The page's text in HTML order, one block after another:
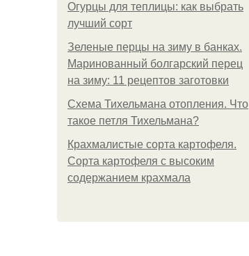
Огурцы для теплицы: как выбрать
лучший сорт
Зеленые перцы на зиму в банках.
Маринованный болгарский перец
на зиму: 11 рецептов заготовки
Схема Тихельмана отопления. Что
такое петля Тихельмана?
Крахмалистые сорта картофеля.
Сорта картофеля с высоким
содержанием крахмала